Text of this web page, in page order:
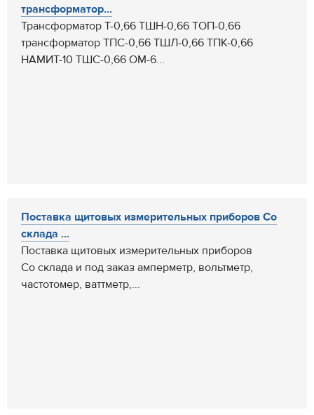
трансформатор...
Трансформатор Т-0,66 ТШН-0,66 ТОП-0,66
трансформатор ТПС-0,66 ТШЛ-0,66 ТПК-0,66
НАМИТ-10 ТШС-0,66 ОМ-6...
Поставка щитовых измерительных приборов Со
склада ...
Поставка щитовых измерительных приборов
Со склада и под заказ амперметр, вольтметр,
частотомер, ваттметр,...